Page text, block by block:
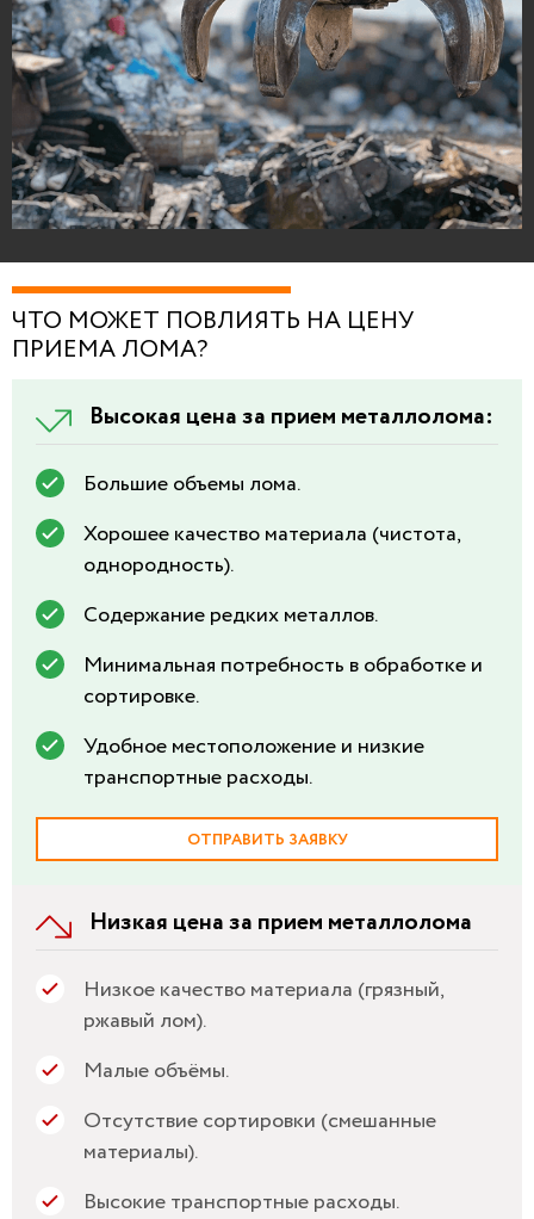
ЧТО МОЖЕТ ПОВЛИЯТЬ НА ЦЕНУ
ПРИЕМА ЛОМА?
Высокая цена за прием металлолома:
Большие объемы лома.
Хорошее качество материала (чистота,
однородность).
Содержание редких металлов.
Минимальная потребность в обработке и
сортировке.
Удобное местоположение и низкие
транспортные расходы.
ОТПРАВИТЬ ЗАЯВКУ
Низкая цена за прием металлолома
Низкое качество материала (грязный,
ржавый лом).
Малые объёмы.
Отсутствие сортировки (смешанные
материалы).
Высокие транспортные расходы.